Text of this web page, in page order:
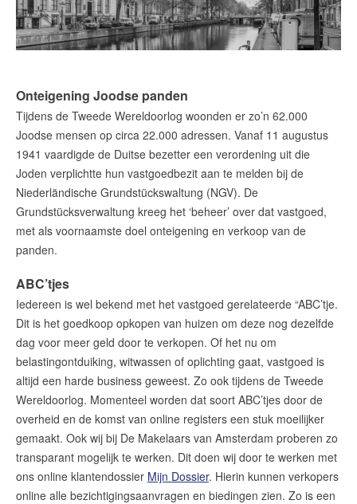
Lees de blog vanRedactie Makelaars van
Amsterdam
Makelaars van Amsterdam
amsterdam@makelaarsvan.nl
+31 (0)20 333 11 10
Onteigening Joodse panden
Tijdens de Tweede Wereldoorlog woonden er zo’n 62.000
Joodse mensen op circa 22.000 adressen. Vanaf 11 augustus
1941 vaardigde de Duitse bezetter een verordening uit die
Joden verplichtte hun vastgoedbezit aan te melden bij de
Niederländische Grundstückswaltung (NGV). De
Grundstücksverwaltung kreeg het ‘beheer’ over dat vastgoed,
met als voornaamste doel onteigening en verkoop van de
panden.
ABC’tjes
Iedereen is wel bekend met het vastgoed gerelateerde “ABC’tje.
Dit is het goedkoop opkopen van huizen om deze nog dezelfde
dag voor meer geld door te verkopen. Of het nu om
belastingontduiking, witwassen of oplichting gaat, vastgoed is
altijd een harde business geweest. Zo ook tijdens de Tweede
Wereldoorlog. Momenteel worden dat soort ABC’tjes door de
overheid en de komst van online registers een stuk moeilijker
gemaakt. Ook wij bij De Makelaars van Amsterdam proberen zo
transparant mogelijk te werken. Dit doen wij door te werken met
ons online klantendossier Mijn Dossier. Hierin kunnen verkopers
online alle bezichtigingsaanvragen en biedingen zien. Zo is een